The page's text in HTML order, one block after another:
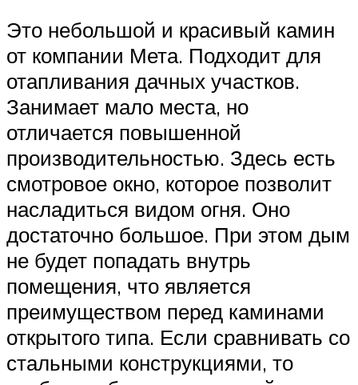
Это небольшой и красивый камин
от компании Мета. Подходит для
отапливания дачных участков.
Занимает мало места, но
отличается повышенной
производительностью. Здесь есть
смотровое окно, которое позволит
насладиться видом огня. Оно
достаточно большое. При этом дым
не будет попадать внутрь
помещения, что является
преимуществом перед каминами
открытого типа. Если сравнивать со
стальными конструкциями, то